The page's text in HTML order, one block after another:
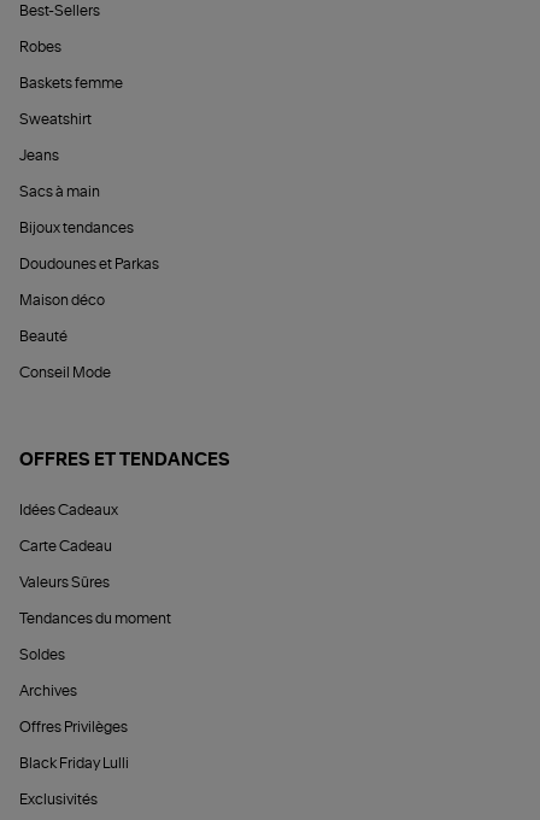
Best-Sellers
Robes
Baskets femme
Sweatshirt
Jeans
Sacs à main
Bijoux tendances
Doudounes et Parkas
Maison déco
Beauté
Conseil Mode
OFFRES ET TENDANCES
Idées Cadeaux
Carte Cadeau
Valeurs Sûres
Tendances du moment
Soldes
Archives
Offres Privilèges
Black Friday Lulli
Exclusivités